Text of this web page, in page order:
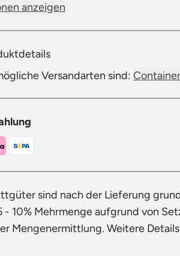
anzeigen
Versandarten sind: Container
sind nach der Lieferung
- 10% Mehrmenge aufgrund von
Mengenermittlung. Weitere